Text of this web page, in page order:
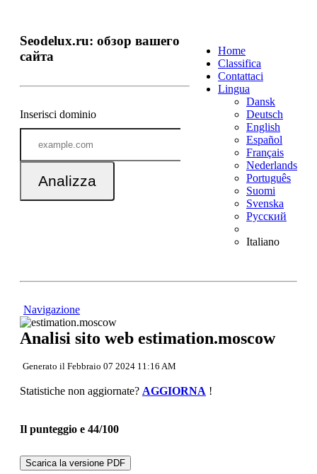
Home
Classifica
Contattaci
Lingua
Dansk
Deutsch
English
Español
Français
Nederlands
Português
Suomi
Svenska
Русский
Italiano
Seodelux.ru: обзор вашего
сайта
Inserisci dominio
Analizza
Navigazione
Torna in cima
Contenuto
Links
Keywords
Usabilita
Documento
Mobile
PageSpeed Insights
Analisi sito web estimation.moscow
Generato il Febbraio 07 2024 11:16 AM
Statistiche non aggiornate? AGGIORNA !
Il punteggio e 44/100
Scarica la versione PDF